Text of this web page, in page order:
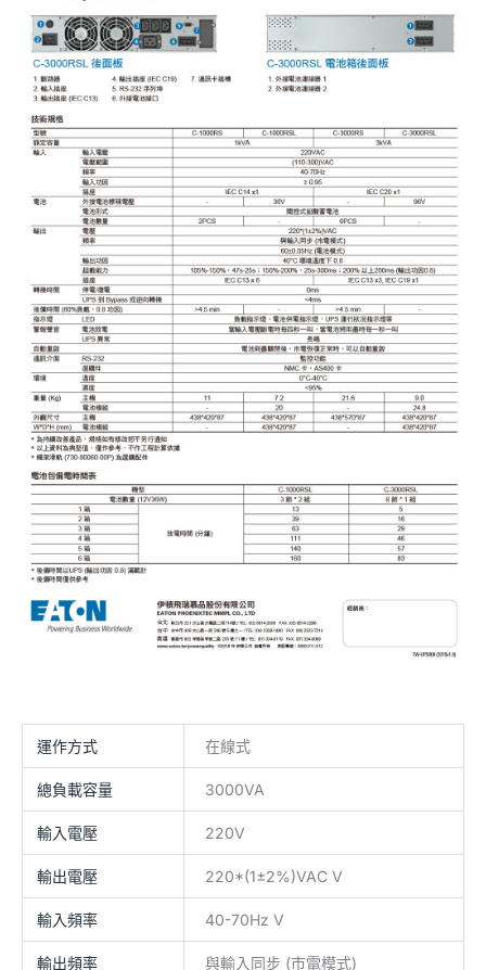
運作方式 在線式
總負載容量 3000VA
輸入電壓 220V
輸出電壓 220*(1±2%)VAC V
輸入頻率 40-70Hz V
輸出頻率 與輸入同步 (市電模式)